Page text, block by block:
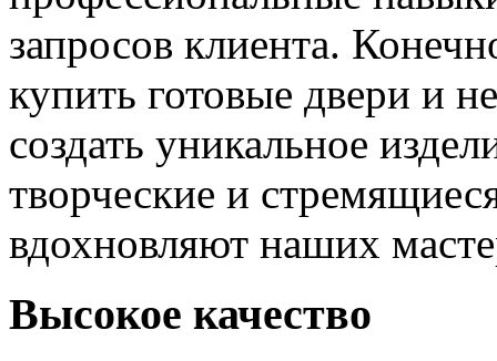
запросов клиента.
купить готовые двери и
создать уникальное
творческие и
вдохновляют наших
Высокое качество